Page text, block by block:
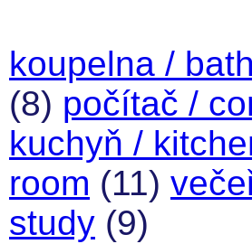
koupelna /
(8) počítač /
kuchyň /
room (11)
study (9)